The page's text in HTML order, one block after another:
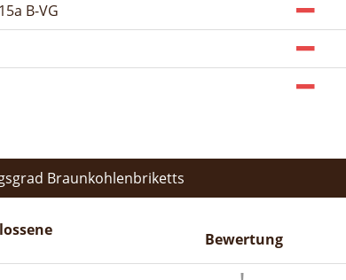
B-VG
Braunkohlenbriketts
Bewertung